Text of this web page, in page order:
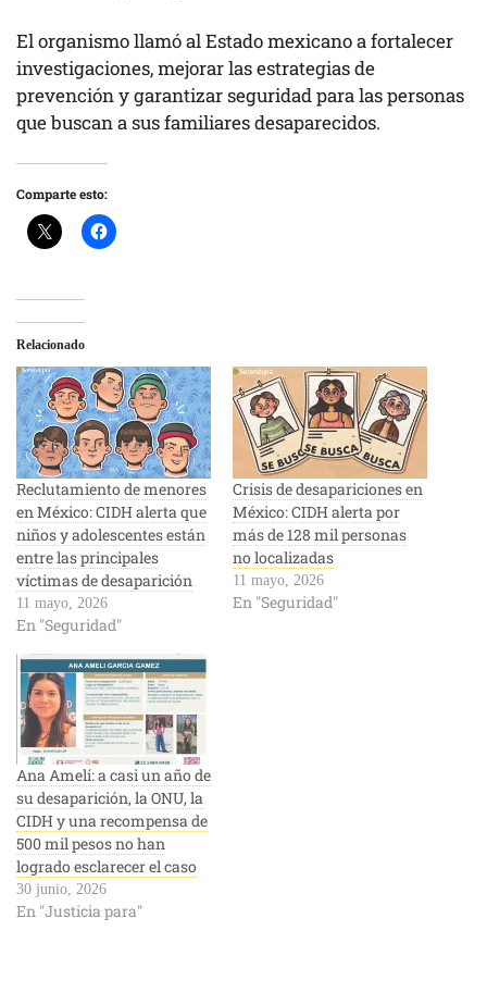
El organismo llamó al Estado mexicano a fortalecer
investigaciones, mejorar las estrategias de
prevención y garantizar seguridad para las personas
que buscan a sus familiares desaparecidos.
Comparte esto:
Relacionado
Reclutamiento de menores
en México: CIDH alerta que
niños y adolescentes están
entre las principales
víctimas de desaparición
11 mayo, 2026
En "Seguridad"
Crisis de desapariciones en
México: CIDH alerta por
más de 128 mil personas
no localizadas
11 mayo, 2026
En "Seguridad"
Ana Amelí: a casi un año de
su desaparición, la ONU, la
CIDH y una recompensa de
500 mil pesos no han
logrado esclarecer el caso
30 junio, 2026
En "Justicia para"